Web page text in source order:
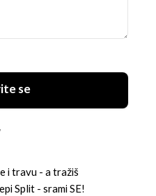
se
i travu - a tražiš
Split - srami SE!